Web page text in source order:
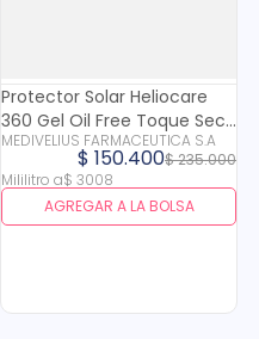
Protector Solar Heliocare
360 Gel Oil Free Toque Seco
Spf 50 X 50 Ml
MEDIVELIUS FARMACEUTICA S.A
$235.000
$ 150.400
Mililitro a$ 3008
AGREGAR A LA BOLSA